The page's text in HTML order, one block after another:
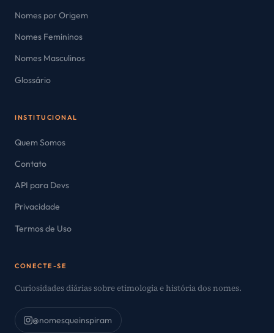
Nomes por Origem
Nomes Femininos
Nomes Masculinos
Glossário
INSTITUCIONAL
Quem Somos
Contato
API para Devs
Privacidade
Termos de Uso
CONECTE-SE
Curiosidades diárias sobre etimologia e história dos nomes.
@nomesqueinspiram